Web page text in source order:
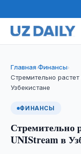
Главная›Финансы›
Стремительно растет
Узбекистане
ФИНАНСЫ
Стремительно
UNIStream в